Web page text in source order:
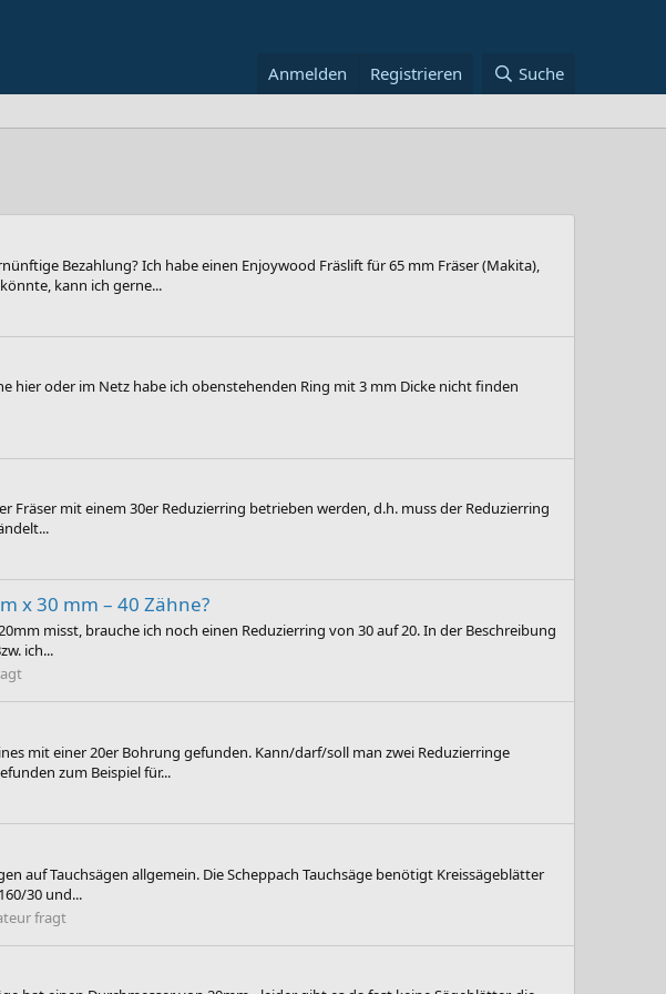
Anmelden Registrieren Suche
Bezahlung? Ich habe einen Enjoywood Fräslift für 65 mm Fräser (Makita),
kann ich gerne...
hier oder im Netz habe ich obenstehenden Ring mit 3 mm Dicke nicht finden
mit einem 30er Reduzierring betrieben werden, d.h. muss der Reduzierring
x 30 mm – 40 Zähne?
misst, brauche ich noch einen Reduzierring von 30 auf 20. In der Beschreibung
ich...
mit einer 20er Bohrung gefunden. Kann/darf/soll man zwei Reduzierringe
zum Beispiel für...
auf Tauchsägen allgemein. Die Scheppach Tauchsäge benötigt Kreissägeblätter
30 und...
fragt